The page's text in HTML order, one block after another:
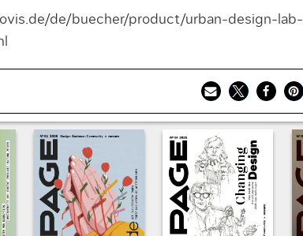
de/buecher/product/urban-design-lab-